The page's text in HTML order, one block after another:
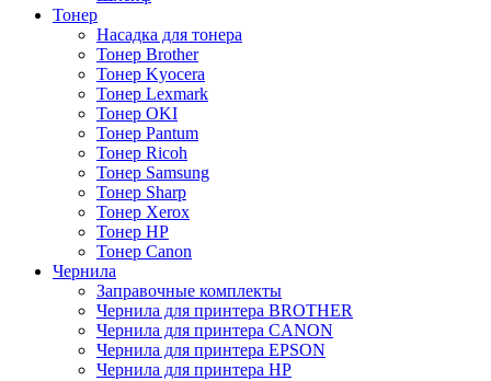
Тонер
Насадка для тонера
Тонер Brother
Тонер Kyocera
Тонер Lexmark
Тонер OKI
Тонер Pantum
Тонер Ricoh
Тонер Samsung
Тонер Sharp
Тонер Xerox
Тонер НР
Тонер Саnon
Чернила
Заправочные комплекты
Чернила для принтера BROTHER
Чернила для принтера CANON
Чернила для принтера EPSON
Чернила для принтера HP